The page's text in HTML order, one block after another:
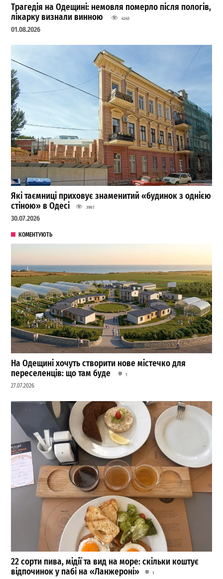
Трагедія на Одещині: немовля померло після пологів,
лікарку визнали винною
4245
01.08.2026
Які таємниці приховує знаменитий «будинок з однією
стіною» в Одесі
3981
30.07.2026
КОМЕНТУЮТЬ
На Одещині хочуть створити нове містечко для
переселенців: що там буде
1
27.07.2026
22 сорти пива, мідії та вид на море: скільки коштує
відпочинок у пабі на «Ланжероні»
1